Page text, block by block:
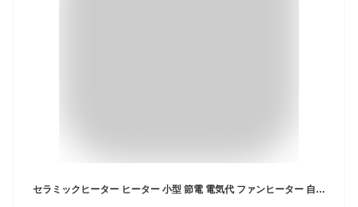
セラミックヒーター ヒーター 小型 節電 電気代 ファンヒーター 自動首振り 電気ヒーター 足元 速暖 省エネ 静音 過熱保護 暖房 オフィス